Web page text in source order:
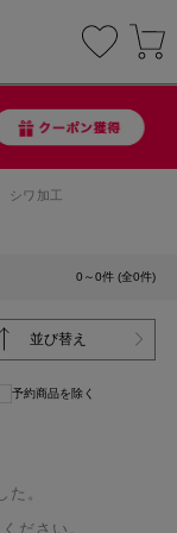
シワ加工
0～0件 (全0件)
並び替え
予約商品を除く
。
ださい。